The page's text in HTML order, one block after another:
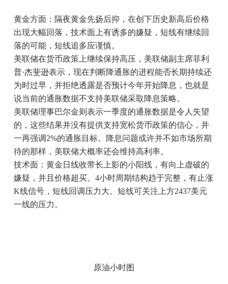
黄金方面：隔夜黄金先扬后抑，在创下历史新高后价格
出现大幅回落，技术面上有诱多的嫌疑，短线有继续回
落的可能，短线追多应谨慎。
美联储在货币政策上继续保持高压，美联储副主席菲利
普·杰斐逊表示，现在判断降通胀的进程能否长期持续还
为时过早，并拒绝透露是否预计今年开始降息，也就是
说当前的通胀数据不支持美联储采取降息策略。
美联储理事巴尔金则表示一季度的通胀数据是令人失望
的，这些结果并没有提供支持宽松货币政策的信心，并
一再强调2%的通胀目标。降息问题或许并不如市场所期
待的那样，美联储大概率还会维持高利率。
技术面：黄金日线收带长上影的小阳线，有向上虚破的
嫌疑，并且价格超买。4小时周期结构趋于完整，有止涨
K线信号，短线回调压力大。短线可关注上方2437美元
一线的压力。
原油小时图